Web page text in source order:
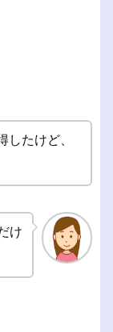
したけど、
け